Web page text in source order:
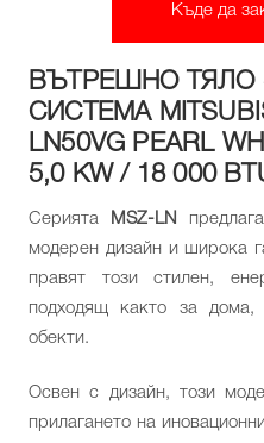
Къде да
ВЪТРЕШНО ТЯЛО
СИСТЕМА
LN50VG PEARL
5,0 KW / 18 000
Серията MSZ-LN
модерен дизайн и широка
правят този стилен,
подходящ както за
обекти.
Освен с дизайн, този
прилагането на